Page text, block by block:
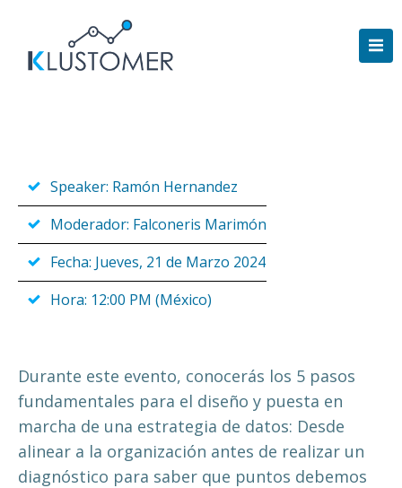
Speaker: Ramón Hernandez
Moderador: Falconeris Marimón
Fecha: Jueves, 21 de Marzo 2024
Hora: 12:00 PM (México)
Durante este evento, conocerás los 5 pasos
fundamentales para el diseño y puesta en
marcha de una estrategia de datos: Desde
alinear a la organización antes de realizar un
diagnóstico para saber que puntos debemos